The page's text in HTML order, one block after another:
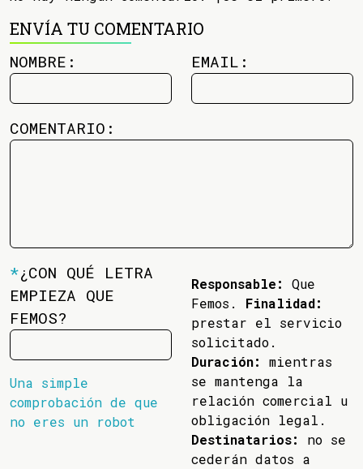
ENVÍA TU COMENTARIO
NOMBRE: EMAIL:
COMENTARIO:
*¿CON QUÉ LETRA
EMPIEZA QUE
FEMOS?
Una simple
comprobación de que
no eres un robot
Responsable:
Que
Femos. Finalidad:
prestar el servicio
solicitado.
Duración:
mientras
se mantenga la
relación comercial u
obligación legal.
Destinatarios:
no se
cederán datos a